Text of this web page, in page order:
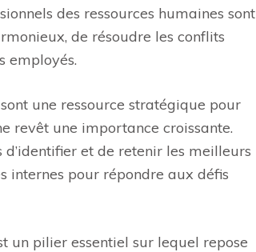
des ressources humaines sont
de résoudre les conflits
employés.
une ressource stratégique pour
revêt une importance croissante.
et de retenir les meilleurs
internes pour répondre aux défis
un pilier essentiel sur lequel repose